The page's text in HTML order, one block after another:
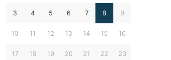
3 4 5 6 7 8 9
10 11 12 13 14 15 16
17 18 19 20 21 22 23